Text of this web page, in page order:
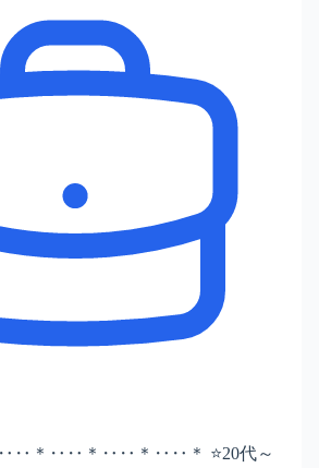
＊‥‥＊‥‥＊‥‥＊ ⭐20代～